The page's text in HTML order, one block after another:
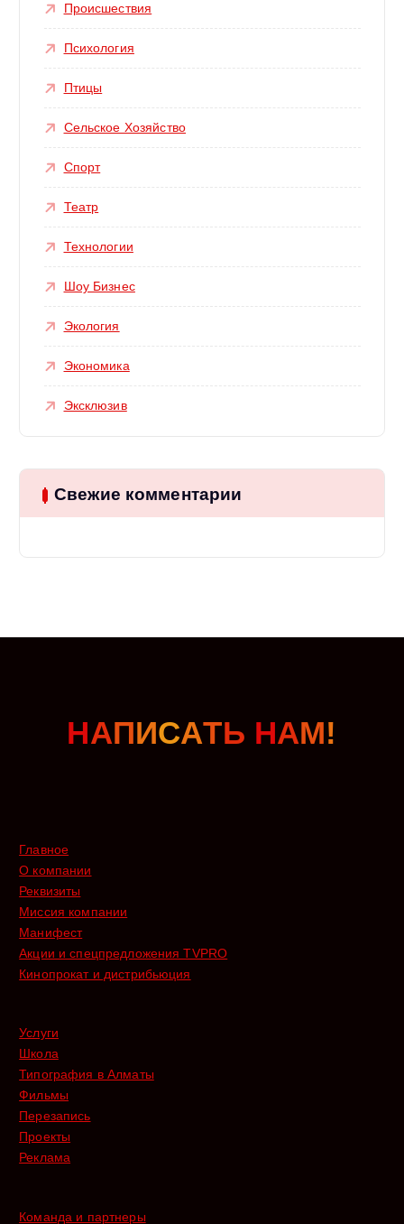
Происшествия
Психология
Птицы
Сельское Хозяйство
Спорт
Театр
Технологии
Шоу Бизнес
Экология
Экономика
Эксклюзив
Свежие комментарии
НАПИСАТЬ НАМ!
Главное
О компании
Реквизиты
Миссия компании
Манифест
Акции и спецпредложения TVPRO
Кинопрокат и дистрибьюция
Услуги
Школа
Типография в Алматы
Фильмы
Перезапись
Проекты
Реклама
Команда и партнеры